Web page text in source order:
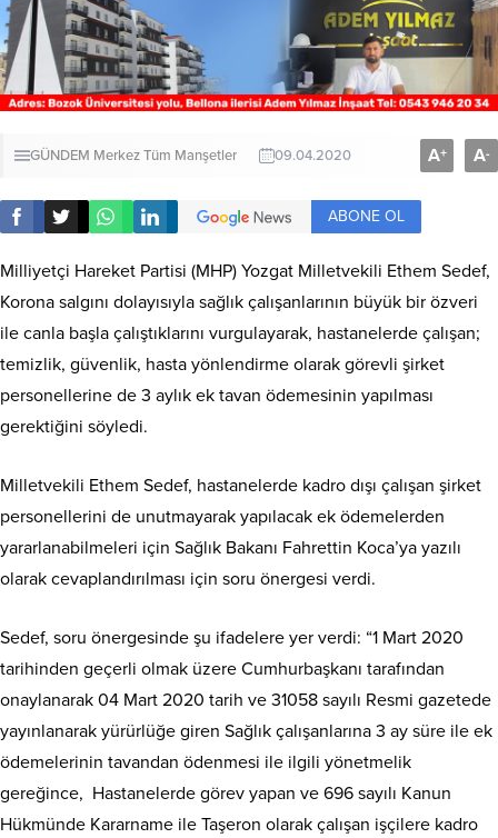
GÜNDEM MerkezTüm Manşetler 09.04.2020 A+ A-
ABONE OL
Milliyetçi Hareket Partisi (MHP) Yozgat Milletvekili Ethem Sedef,
Korona salgını dolayısıyla sağlık çalışanlarının büyük bir özveri
ile canla başla çalıştıklarını vurgulayarak, hastanelerde çalışan;
temizlik, güvenlik, hasta yönlendirme olarak görevli şirket
personellerine de 3 aylık ek tavan ödemesinin yapılması
gerektiğini söyledi.
Milletvekili Ethem Sedef, hastanelerde kadro dışı çalışan şirket
personellerini de unutmayarak yapılacak ek ödemelerden
yararlanabilmeleri için Sağlık Bakanı Fahrettin Koca’ya yazılı
olarak cevaplandırılması için soru önergesi verdi.
Sedef, soru önergesinde şu ifadelere yer verdi: “1 Mart 2020
tarihinden geçerli olmak üzere Cumhurbaşkanı tarafından
onaylanarak 04 Mart 2020 tarih ve 31058 sayılı Resmi gazetede
yayınlanarak yürürlüğe giren Sağlık çalışanlarına 3 ay süre ile ek
ödemelerinin tavandan ödenmesi ile ilgili yönetmelik
gereğince, Hastanelerde görev yapan ve 696 sayılı Kanun
Hükmünde Kararname ile Taşeron olarak çalışan işçilere kadro